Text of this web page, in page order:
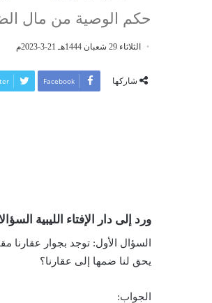
حكم الوصية من مال
الثلاثاء 29 شعبان 1444هـ 21-3-2023م
شاركها Facebook
ورد إلى دار الإفتاء الليبية
السؤال الأول: توجد بجوار عقارنا
يحق لنا ضمها إلى عقارنا؟
الجواب: